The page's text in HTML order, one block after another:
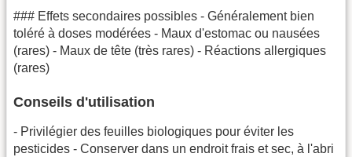
### Effets secondaires possibles - Généralement bien
toléré à doses modérées - Maux d'estomac ou nausées
(rares) - Maux de tête (très rares) - Réactions allergiques
(rares)
Conseils d'utilisation
- Privilégier des feuilles biologiques pour éviter les
pesticides - Conserver dans un endroit frais et sec, à l'abri